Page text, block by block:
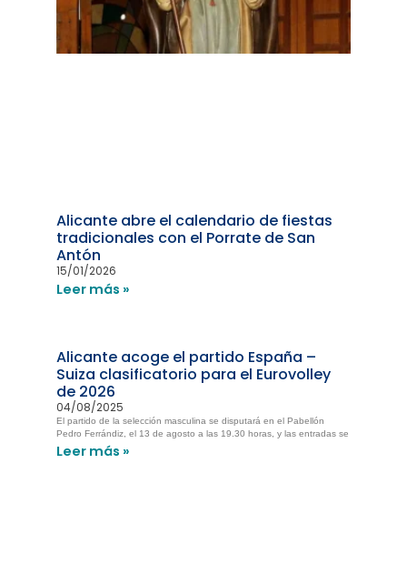
Alicante abre el calendario de fiestas
tradicionales con el Porrate de San
Antón
15/01/2026
Leer más »
Alicante acoge el partido España –
Suiza clasificatorio para el Eurovolley
de 2026
04/08/2025
El partido de la selección masculina se disputará en el Pabellón
Pedro Ferrándiz, el 13 de agosto a las 19.30 horas, y las entradas se
Leer más »